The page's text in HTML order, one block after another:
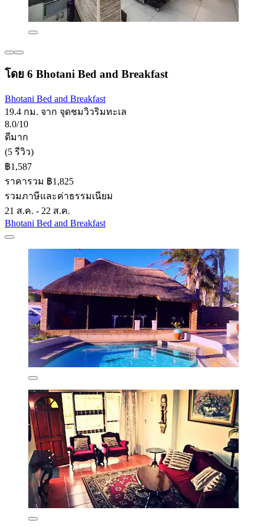
โดย 6 Bhotani Bed and Breakfast
Bhotani Bed and Breakfast
19.4 กม. จาก จุดชมวิวริมทะเล
8.0/10
ดีมาก
(5 รีวิว)
฿1,587
ราคารวม ฿1,825
รวมภาษีและค่าธรรมเนียม
21 ส.ค. - 22 ส.ค.
Bhotani Bed and Breakfast